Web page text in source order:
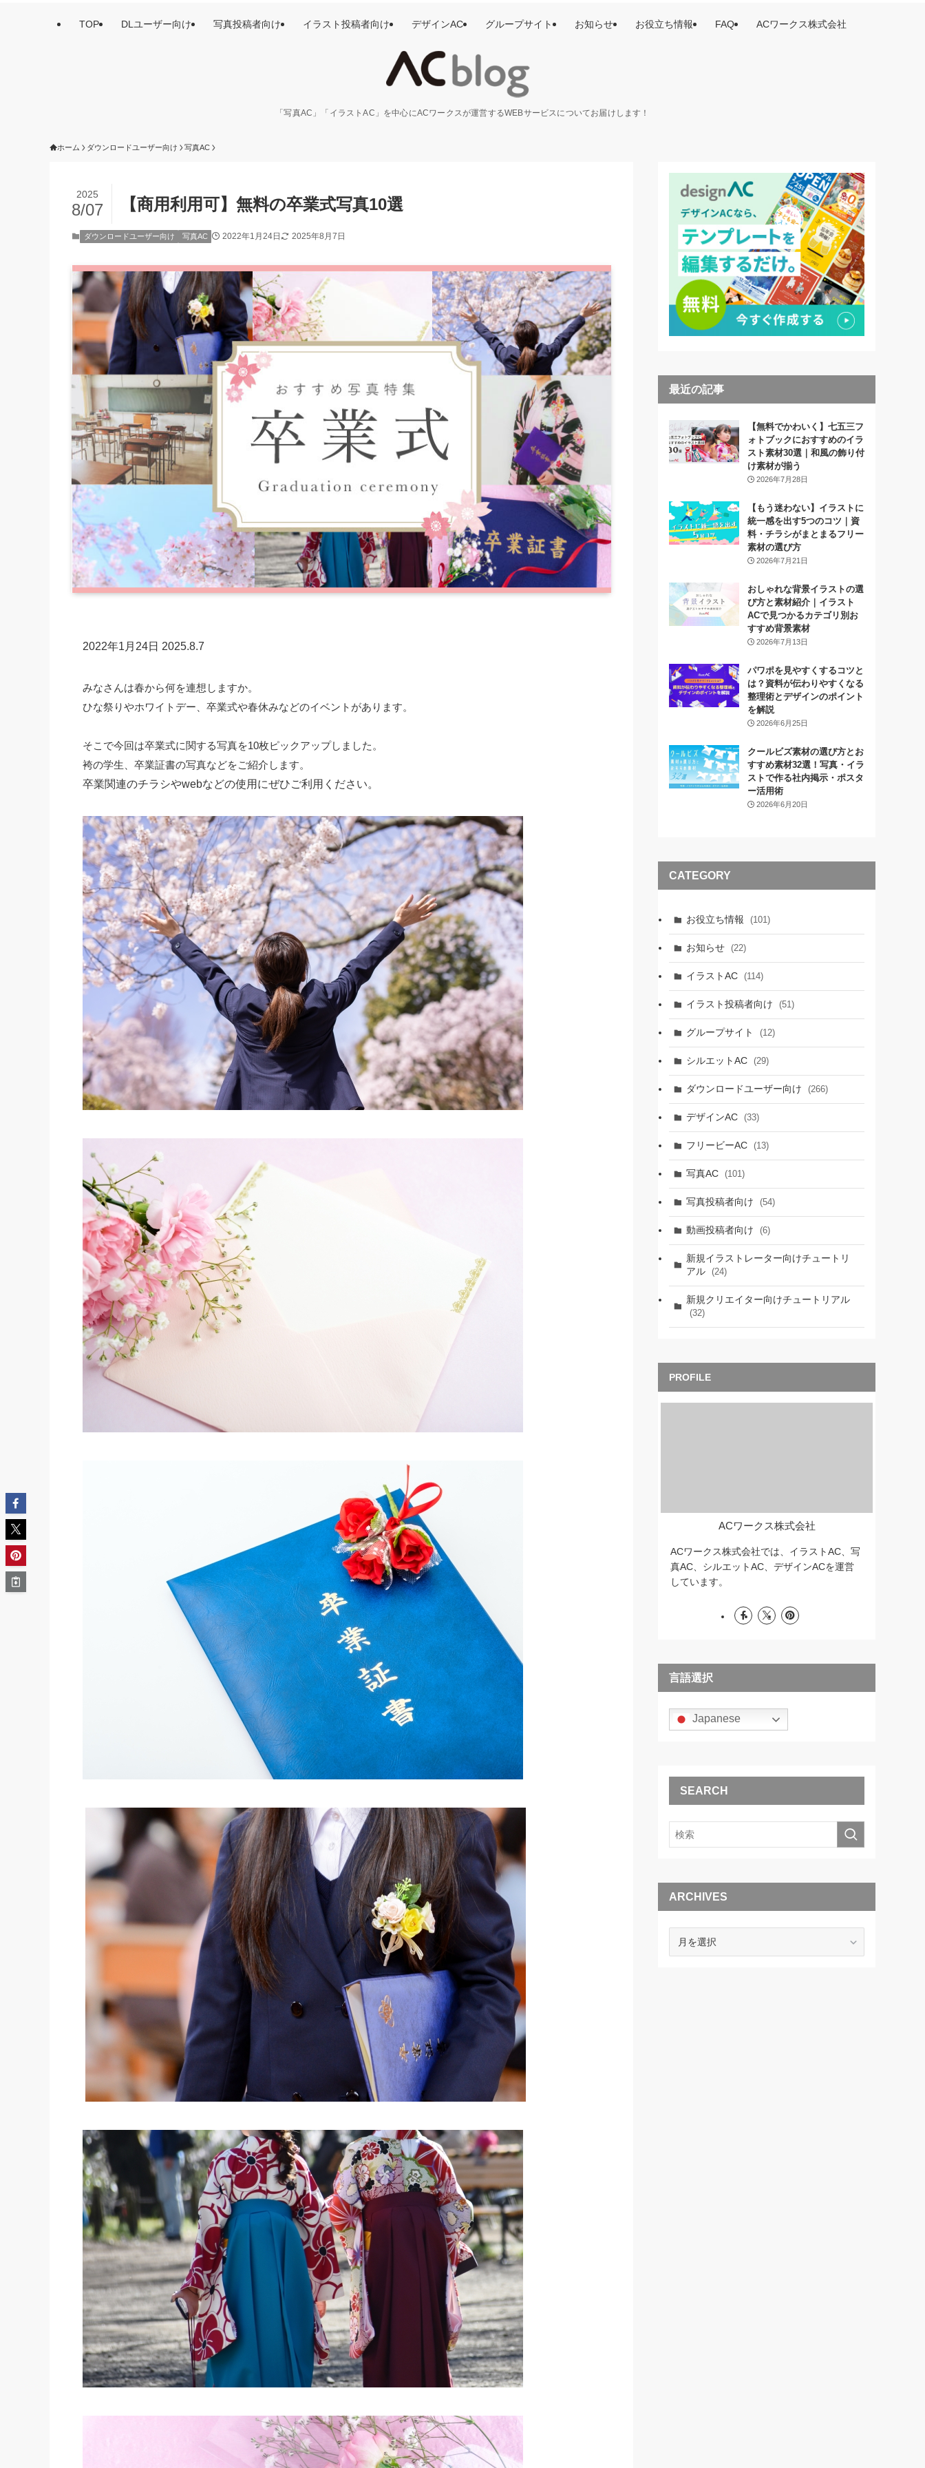
「写真AC」「イラストAC」を中心にACワークスが運営するWEBサービスについてお届けします！
TOP DLユーザー向け 写真投稿者向け イラスト投稿者向け デザインAC グループサイト お知らせ お役立ち情報 FAQ ACワークス株式会社
ホーム ダウンロードユーザー向け 写真AC
【商用利用可】無料の卒業式写真10選
2025
8/07
ダウンロードユーザー向け 写真AC 2022年1月24日 2025年8月7日
2022年1月24日 2025.8.7
みなさんは春から何を連想しますか。
ひな祭りやホワイトデー、卒業式や春休みなどのイベントがあります。
そこで今回は卒業式に関する写真を10枚ピックアップしました。
袴の学生、卒業証書の写真などをご紹介します。
卒業関連のチラシやwebなどの使用にぜひご利用ください。
最近の記事
【無料でかわいく】七五三フ
ォトブックにおすすめのイラ
スト素材30選｜和風の飾り付
け素材が揃う
2026年7月28日
【もう迷わない】イラストに
統一感を出す5つのコツ｜資
料・チラシがまとまるフリー
素材の選び方
2026年7月21日
おしゃれな背景イラストの選
び方と素材紹介｜イラスト
ACで見つかるカテゴリ別お
すすめ背景素材
2026年7月13日
パワポを見やすくするコツと
は？資料が伝わりやすくなる
整理術とデザインのポイント
を解説
2026年6月25日
クールビズ素材の選び方とお
すすめ素材32選！写真・イラ
ストで作る社内掲示・ポスタ
ー活用術
2026年6月20日
CATEGORY
お役立ち情報 (101)
お知らせ (22)
イラストAC (114)
イラスト投稿者向け (51)
グループサイト (12)
シルエットAC (29)
ダウンロードユーザー向け (266)
デザインAC (33)
フリービーAC (13)
写真AC (101)
写真投稿者向け (54)
動画投稿者向け (6)
新規イラストレーター向けチュートリ
アル (24)
新規クリエイター向けチュートリアル
(32)
ACワークス株式会社
ACワークス株式会社では、イラストAC、写
真AC、シルエットAC、デザインACを運営
しています。
言語選択
Japanese
SEARCH
ARCHIVES
ARCHIVES